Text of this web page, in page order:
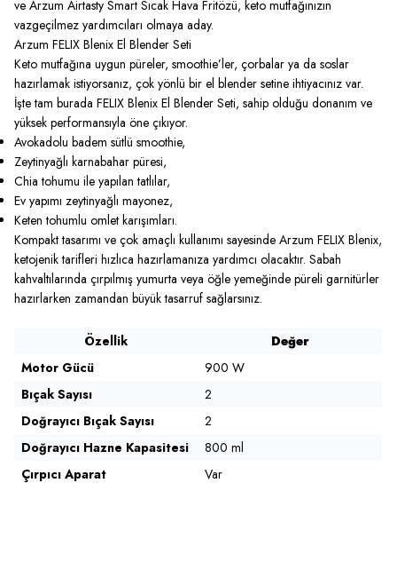
ve Arzum Airtasty Smart Sıcak Hava Fritözü, keto mutfağınızın
vazgeçilmez yardımcıları olmaya aday.
Arzum FELIX Blenix El Blender Seti
Keto mutfağına uygun püreler, smoothie’ler, çorbalar ya da soslar
hazırlamak istiyorsanız, çok yönlü bir el blender setine ihtiyacınız var.
İşte tam burada FELIX Blenix El Blender Seti, sahip olduğu donanım ve
yüksek performansıyla öne çıkıyor.
Avokadolu badem sütlü smoothie,
Zeytinyağlı karnabahar püresi,
Chia tohumu ile yapılan tatlılar,
Ev yapımı zeytinyağlı mayonez,
Keten tohumlu omlet karışımları.
Kompakt tasarımı ve çok amaçlı kullanımı sayesinde Arzum FELIX Blenix,
ketojenik tarifleri hızlıca hazırlamanıza yardımcı olacaktır. Sabah
kahvaltılarında çırpılmış yumurta veya öğle yemeğinde püreli garnitürler
hazırlarken zamandan büyük tasarruf sağlarsınız.
Özellik
Değer
Motor Gücü
900 W
Bıçak Sayısı
2
Doğrayıcı Bıçak Sayısı
2
Doğrayıcı Hazne Kapasitesi
800 ml
Çırpıcı Aparat
Var